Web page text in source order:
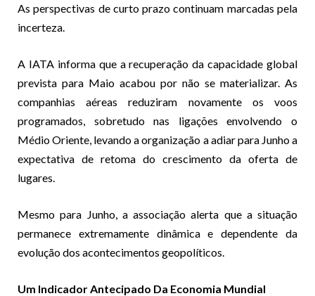
As perspectivas de curto prazo continuam marcadas pela
incerteza.
A IATA informa que a recuperação da capacidade global
prevista para Maio acabou por não se materializar. As
companhias aéreas reduziram novamente os voos
programados, sobretudo nas ligações envolvendo o
Médio Oriente, levando a organização a adiar para Junho a
expectativa de retoma do crescimento da oferta de
lugares.
Mesmo para Junho, a associação alerta que a situação
permanece extremamente dinâmica e dependente da
evolução dos acontecimentos geopolíticos.
Um Indicador Antecipado Da Economia Mundial